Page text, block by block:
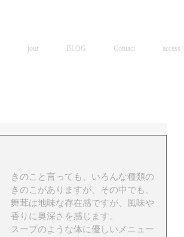
jour BLOG Contact access
きのこと言っても、いろんな種類の
きのこがありますが、その中でも、
舞茸は地味な存在感ですが、風味や
香りに奥深さを感じます。
スープのような体に優しいメニュー